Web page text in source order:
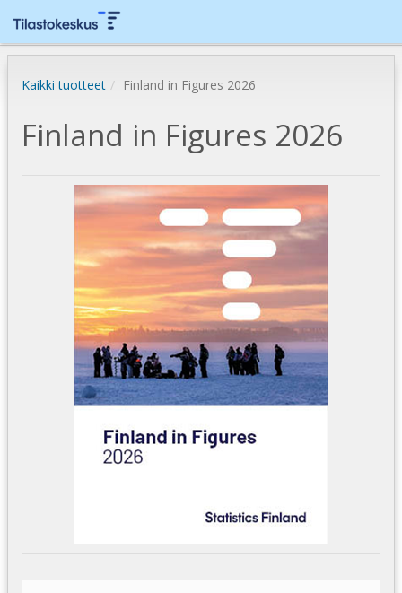
Kaikki tuotteet Finland in Figures 2026
Finland in Figures 2026